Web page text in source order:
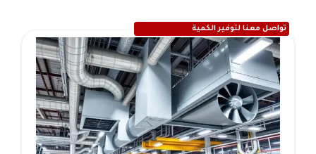
تواصل معنا لتوفير الكمية